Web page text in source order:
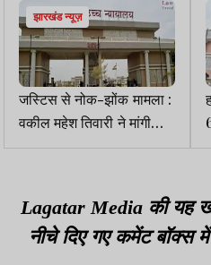
झारखंड न्यूज़
जस्टिस से नोक-झोंक मामला :
वकील महेश तिवारी ने मांगी
माफी, फैसला सुरक्षित
Lagatar Media की यह
नीचे दिए गए कमेंट बॉक्स